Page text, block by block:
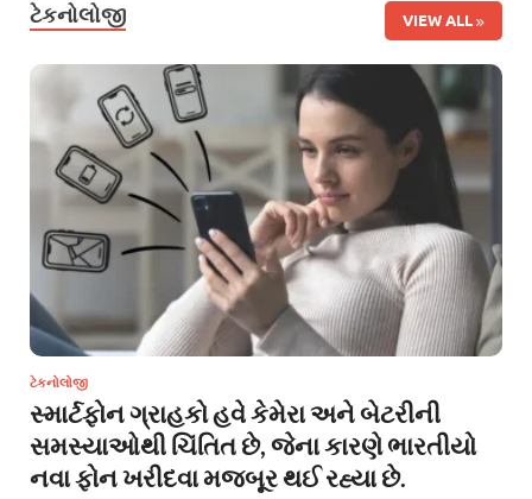
ટેકનોલોજી VIEW ALL
ટેકનોલોજી
સ્માર્ટફોન ગ્રાહકો હવે કેમેરા અને બેટરીની
સમસ્યાઓથી ચિંતિત છે, જેના કારણે ભારતીયો
નવા ફોન ખરીદવા મજબૂર થઈ રહ્યા છે.